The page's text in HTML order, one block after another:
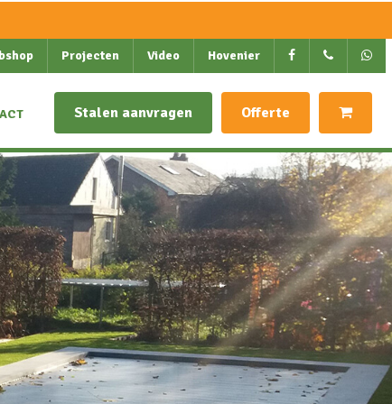
Projecten Video Hovenier
Stalen aanvragen Offerte